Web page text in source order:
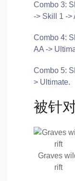
Combo 3:
-> Skill 1 ->
Combo 4:
AA ->
Combo 5:
> Ultimate.
被针
Graves
rift